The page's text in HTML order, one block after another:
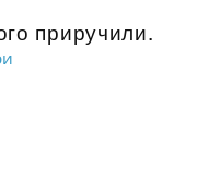
приручили.